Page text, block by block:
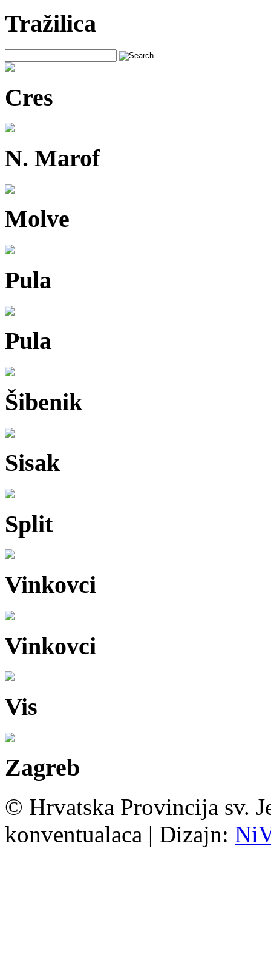
Tražilica
Cres
N. Marof
Molve
Pula
Pula
Šibenik
Sisak
Split
Vinkovci
Vinkovci
Vis
Zagreb
© Hrvatska Provincija sv.
konventualaca | Dizajn: